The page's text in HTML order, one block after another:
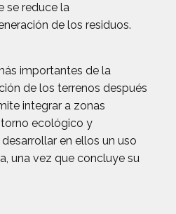
se reduce la
de los residuos.
importantes de la
de los terrenos después
integrar a zonas
ecológico y
en ellos un uso
una vez que concluye su